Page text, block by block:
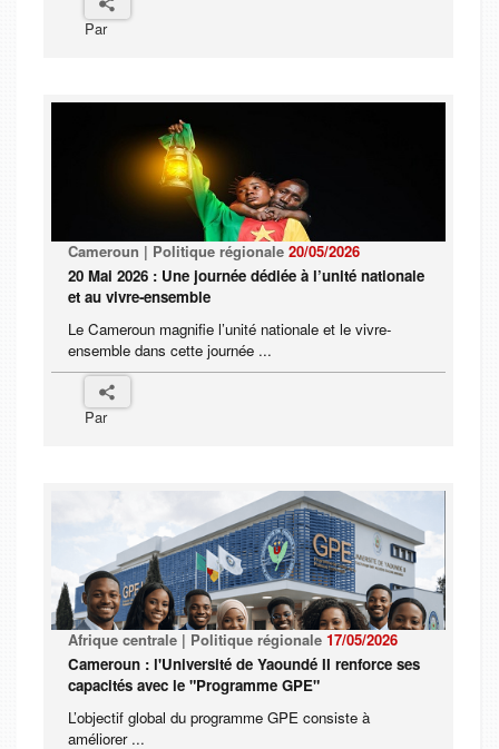
Par
Cameroun | Politique régionale 20/05/2026
20 Mai 2026 : Une journée dédiée à l’unité nationale
et au vivre-ensemble
Le Cameroun magnifie l’unité nationale et le vivre-
ensemble dans cette journée ...
Par
Afrique centrale | Politique régionale 17/05/2026
Cameroun : l'Université de Yaoundé II renforce ses
capacités avec le "Programme GPE"
L’objectif global du programme GPE consiste à
améliorer ...